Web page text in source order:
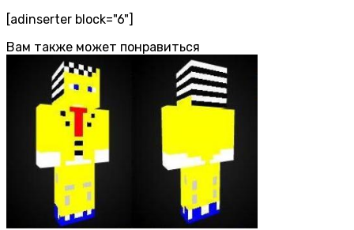
[adinserter block="6"]
Вам также может понравиться